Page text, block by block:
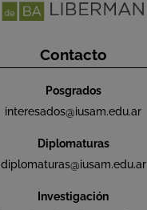
Contacto
Posgrados
interesados@iusam.edu.ar
Diplomaturas
diplomaturas@iusam.edu.ar
Investigación